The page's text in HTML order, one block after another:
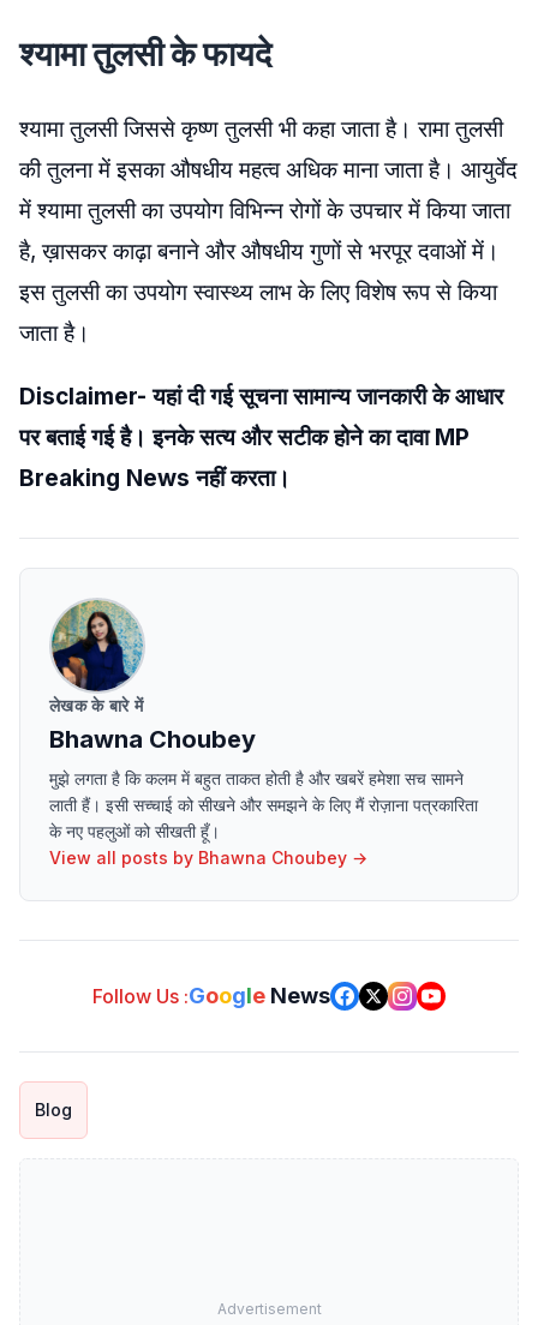
श्यामा तुलसी के फायदे
श्यामा तुलसी जिससे कृष्ण तुलसी भी कहा जाता है। रामा तुलसी
की तुलना में इसका औषधीय महत्व अधिक माना जाता है। आयुर्वेद
में श्यामा तुलसी का उपयोग विभिन्न रोगों के उपचार में किया जाता
है, ख़ासकर काढ़ा बनाने और औषधीय गुणों से भरपूर दवाओं में।
इस तुलसी का उपयोग स्वास्थ्य लाभ के लिए विशेष रूप से किया
जाता है।
Disclaimer- यहां दी गई सूचना सामान्य जानकारी के आधार
पर बताई गई है। इनके सत्य और सटीक होने का दावा MP
Breaking News नहीं करता।
लेखक के बारे में
Bhawna Choubey
मुझे लगता है कि कलम में बहुत ताकत होती है और खबरें हमेशा सच सामने
लाती हैं। इसी सच्चाई को सीखने और समझने के लिए मैं रोज़ाना पत्रकारिता
के नए पहलुओं को सीखती हूँ।
View all posts by Bhawna Choubey →
Follow Us :Google News
Blog
Advertisement